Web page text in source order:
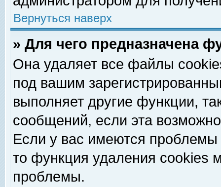
Вернуться наверх
» Для чего предназначена
Она удаляет все файлы
под вашим
выполняет другие функции,
сообщений, если эта
Если у вас имеются
то функция удаления cookies
проблемы.